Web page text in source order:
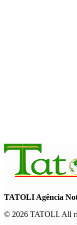
TATOLI Agência
© 2026 TATOLI. All